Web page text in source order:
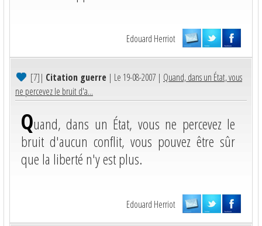
Edouard Herriot
[7]| Citation guerre | Le 19-08-2007 | Quand, dans un État, vous
ne percevez le bruit d'a...
Quand, dans un État, vous ne percevez le
bruit d'aucun conflit, vous pouvez être sûr
que la liberté n'y est plus.
Edouard Herriot